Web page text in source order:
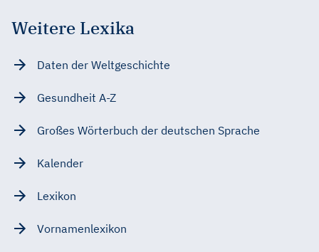
Weitere Lexika
Daten der Weltgeschichte
Gesundheit A-Z
Großes Wörterbuch der deutschen Sprache
Kalender
Lexikon
Vornamenlexikon